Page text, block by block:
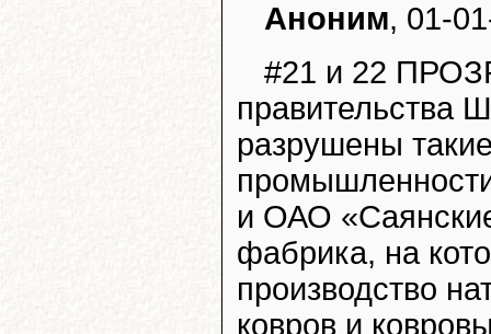
Аноним, 01-
#21 и 22
правительства
разрушены
и ОАО
фабрика, на
производство
ковров и